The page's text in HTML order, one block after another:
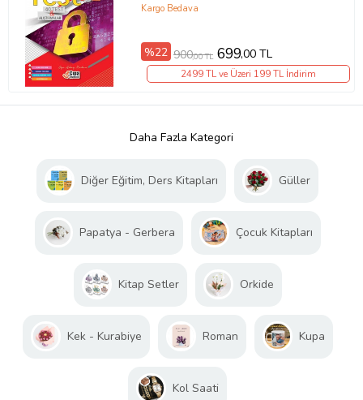
Kargo Bedava
%22 900,00 TL 699,00 TL
2499 TL ve Üzeri 199 TL İndirim
Daha Fazla Kategori
Diğer Eğitim, Ders Kitapları Güller
Papatya - Gerbera Çocuk Kitapları
Kitap Setler Orkide
Kek - Kurabiye Roman Kupa
Kol Saati